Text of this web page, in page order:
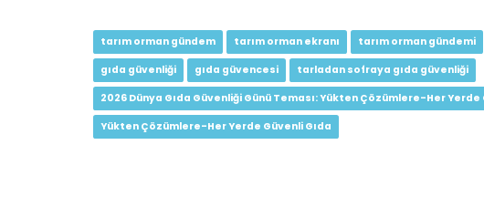
tarım orman gündem tarım orman ekranı tarım orman gündemi
gıda güvenliği gıda güvencesi tarladan sofraya gıda güvenliği
2026 Dünya Gıda Güvenliği Günü Teması: Yükten Çözümlere-Her Yerde
Yükten Çözümlere-Her Yerde Güvenli Gıda